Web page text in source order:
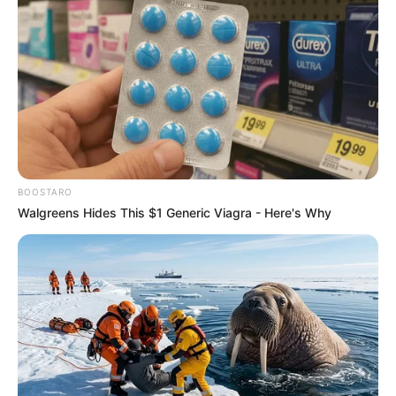
les scénarios que j’ai pu lire, ce n’est pas encore
d’actualité pour elle. Si elle tombait amoureuse,
ça la rendrait peut-être un peu moins méchante
avec ses enfants.
Catherine est une grande romantique. Elle veut
vivre d’autres belles histoires d’amour. Et je
trouve ça bien que dans Un Si Grand Soleil, on
montre qu’une vie est encore possible pour les
femmes qui ont passé la cinquantaine. Donc
j’espère bien que c’est ce que les auteurs
réservent à Catherine.
Un Si Grand Soleil va bientôt franchir le cap
symbolique des 2 000 épisodes. Qu’est-ce
que cela représente pour vous ?
BOOSTARO
Walgreens Hides This $1 Generic Viagra - Here's Why